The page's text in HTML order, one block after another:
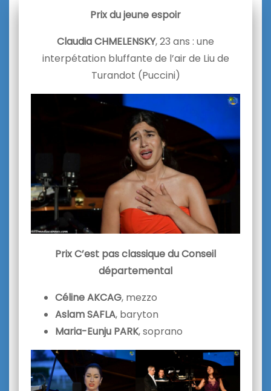
Prix du jeune espoir
Claudia CHMELENSKY, 23 ans : une
interpétation bluffante de l’air de Liu de
Turandot (Puccini)
Prix C’est pas classique du Conseil
départemental
Céline AKCAG, mezzo
Aslam SAFLA, baryton
Maria-Eunju PARK, soprano